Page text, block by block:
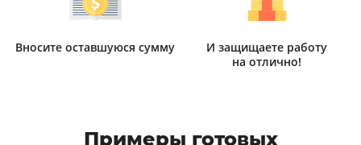
Вносите оставшуюся сумму
И защищаете работу
на отлично!
Примеры готовых